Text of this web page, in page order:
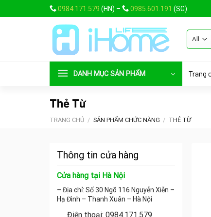
to
0984.171.579 (HN) – 0985.601.191 (SG)
DANH MỤC SẢN PHẨM Trang
Thẻ Từ
TRANG CHỦ / SẢN PHẨM CHỨC NĂNG / THẺ TỪ
Thông tin cửa hàng
Cửa hàng tại Hà Nội
– Địa chỉ: Số 30 Ngõ 116 Nguyễn Xiễn –
Hạ Đình – Thanh Xuân – Hà Nội
Điện thoại: 0984.171.579